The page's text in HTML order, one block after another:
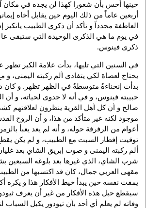
حينها أحس بأن شعورا كهذا لن يجده في مكان
أربعين عاماً من ذلك اليوم حين يقابل أخاه
العاطفة مجدداً و تأكد أن ذكرى الطبيب يانكيز
في يوم ما هي الذكرى الوحيدة التي ستبقى
ذكرى فينوس.
في السنين التي تليها، بدأت علامة الكبر
يحتاج لعصاة لكي يتفادى ألم ركبته اليمنى، و
بدأت إنحناءةٌ متوسطةٌ في الظهر تظهر. و كان
حبيبته فينوس، و في أنه لا جدوى لحياته، و
صالح و أن كل أهل القرية ينظرون لعلاقتهم
موجود لكنه غير متأكد من هذا، و أن الروح
أعوام من الرفرفة حوله، و أنه لم يعد يعبأ
توقيت إفطار السبت مع الطبيب، و لم يكن يقطع
ألم ركبته اليمنى و صوت إبريق الشاي بعد
شرب الشاي، الذي غيرها بعد بلوغه السبعين
مقهى العربي جمال، كان قد اكتسبها من الطبيب
يمقت نفسه حين يبدأ خيط الأفكار هذا و يكره
سيقطع حبل هذه الأفكار من غير أن يعرف
وفاته لم يعلم أي أحد بأن ثيودور يكيل السباب